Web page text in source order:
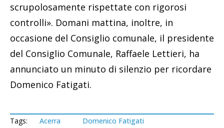
scrupolosamente rispettate con rigorosi
controlli». Domani mattina, inoltre, in
occasione del Consiglio comunale, il presidente
del Consiglio Comunale, Raffaele Lettieri, ha
annunciato un minuto di silenzio per ricordare
Domenico Fatigati.
Tags: Acerra
Domenico Fatigati